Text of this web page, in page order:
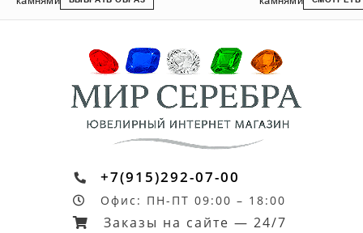
+7(915)292-07-00
Офис: ПН-ПТ 09:00 – 18:00
Заказы на сайте — 24/7